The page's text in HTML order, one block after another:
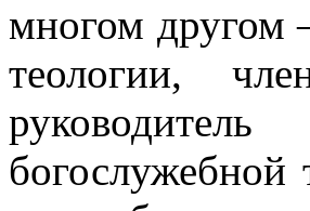
многом
теологии,
богослужебной